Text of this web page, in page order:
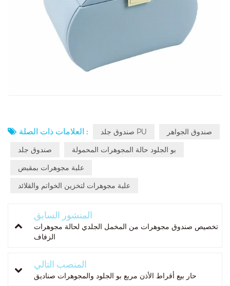
العلامات ذات الصلة : صندوق جلد PU
صندوق الجواهر
صندوق جلد
بو الجلود حالة المجوهرات المحمولة
علبة مجوهرات بمقبض
علبة مجوهرات لتخزين الخواتم والقلائد
المنشور السابق
تخصيص صندوق مجوهرات من المخمل الجلدي لحالة مجوهرات
الزفاف
المنصب التالي
حار بيع أقراط الأذن مربع بو الجلود والمجوهرات صناديق